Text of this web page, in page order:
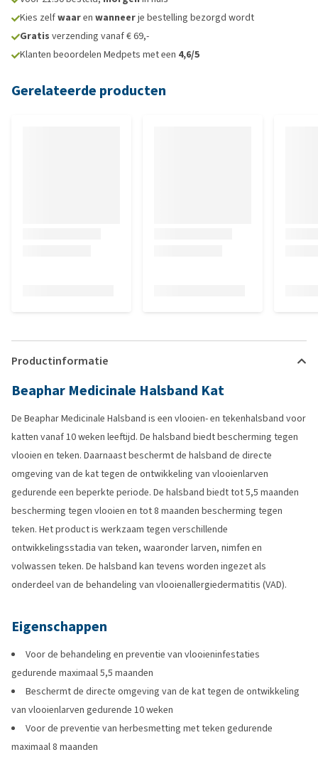
Kies zelfwaaren wanneerje bestelling bezorgd wordt
Gratis verzending vanaf € 69,-
Klanten beoordelen Medpets met een 4,6/5
Gerelateerde producten
Productinformatie
Beaphar Medicinale Halsband Kat
De Beaphar Medicinale Halsband is een vlooien- en tekenhalsband voor
katten vanaf 10 weken leeftijd. De halsband biedt bescherming tegen
vlooien en teken. Daarnaast beschermt de halsband de directe
omgeving van de kat tegen de ontwikkeling van vlooienlarven
gedurende een beperkte periode. De halsband biedt tot 5,5 maanden
bescherming tegen vlooien en tot 8 maanden bescherming tegen
teken. Het product is werkzaam tegen verschillende
ontwikkelingsstadia van teken, waaronder larven, nimfen en
volwassen teken. De halsband kan tevens worden ingezet als
onderdeel van de behandeling van vlooienallergiedermatitis (VAD).
Eigenschappen
Voor de behandeling en preventie van vlooieninfestaties
gedurende maximaal 5,5 maanden
Beschermt de directe omgeving van de kat tegen de ontwikkeling
van vlooienlarven gedurende 10 weken
Voor de preventie van herbesmetting met teken gedurende
maximaal 8 maanden